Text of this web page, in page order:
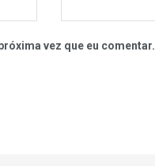
vez que eu comentar.